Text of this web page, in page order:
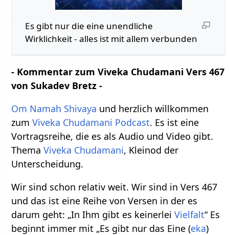
Es gibt nur die eine unendliche
Wirklichkeit - alles ist mit allem verbunden
- Kommentar zum Viveka Chudamani Vers 467
von Sukadev Bretz -
Om Namah Shivaya und herzlich willkommen
zumViveka Chudamani Podcast. Es ist eine
Vortragsreihe, die es als Audio und Video gibt.
ThemaViveka Chudamani, Kleinod der
Unterscheidung.
Wir sind schon relativ weit. Wir sind in Vers 467
und das ist eine Reihe von Versen in der es
darum geht: „In Ihm gibt es keinerleiVielfalt“ Es
beginnt immer mit „Es gibt nur das Eine (eka)